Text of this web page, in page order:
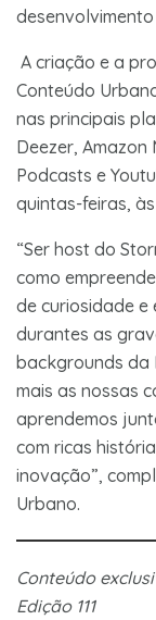
A criação e a
Conteúdo
nas principais
Deezer, Amazon
Podcasts e
quintas-feiras, às
“Ser host do
como
de curiosidade
durantes as
backgrounds da
mais as nossas
aprendemos
com ricas
inovação”,
Urbano.
Conteúdo
Edição 111